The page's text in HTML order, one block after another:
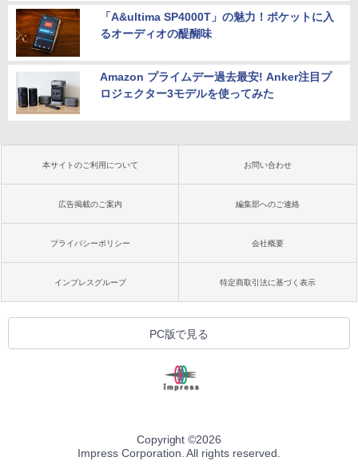
「A&ultima SP4000T」の魅力！ポケットに入
るオーディオの醍醐味
Amazon プライムデー過去最安! Anker注目プ
ロジェクター3モデルを使ってみた
本サイトのご利用について お問い合わせ
広告掲載のご案内 編集部へのご連絡
プライバシーポリシー 会社概要
インプレスグループ 特定商取引法に基づく表示
PC版で見る
Copyright ©2026
Impress Corporation. All rights reserved.